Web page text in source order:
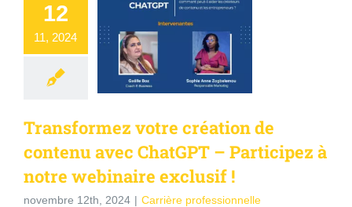
12
11, 2024
Transformez votre création de
contenu avec ChatGPT – Participez à
notre webinaire exclusif !
novembre 12th, 2024 | Carrière professionnelle